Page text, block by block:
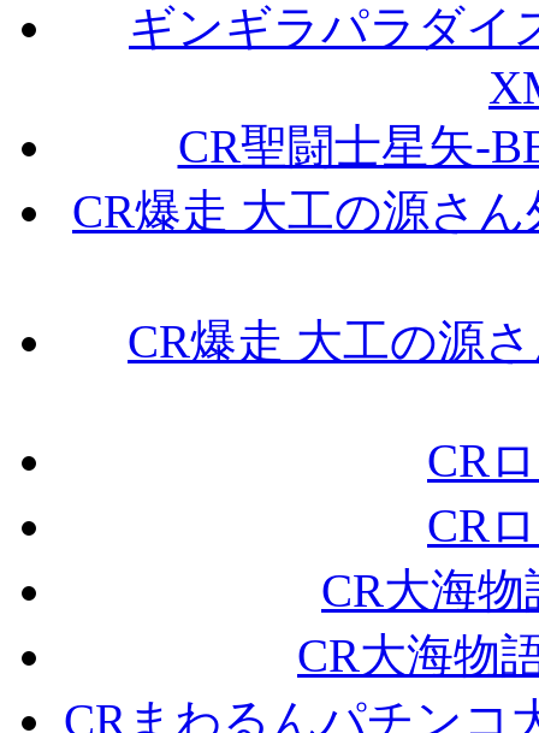
ギンギラパラダイ
CR聖闘士星矢-
CR爆走 大工の源さ
CR爆走 大工の源
CR
CR
CR大海
CR大海物
CRまわるんパチンコ